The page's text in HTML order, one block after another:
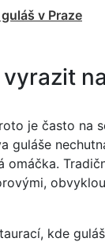
v Praze
je často na
kde